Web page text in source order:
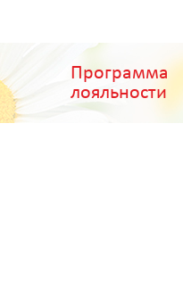
Программа
лояльности